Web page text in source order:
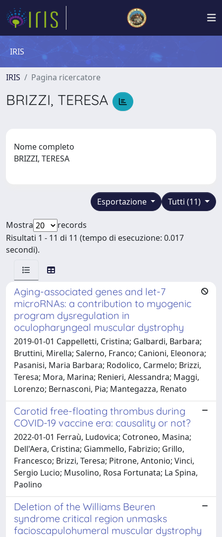
IRIS
IRIS Pagina ricercatore
BRIZZI, TERESA
Nome completo
BRIZZI, TERESA
Tutti (11)
Esportazione
Mostra
records
Risultati 1 - 11 di 11 (tempo di esecuzione: 0.017
secondi).
Aging-associated genes and let-7
microRNAs: a contribution to myogenic
program dysregulation in
oculopharyngeal muscular dystrophy
2019-01-01 Cappelletti, Cristina; Galbardi, Barbara;
Bruttini, Mirella; Salerno, Franco; Canioni, Eleonora;
Pasanisi, Maria Barbara; Rodolico, Carmelo; Brizzi,
Teresa; Mora, Marina; Renieri, Alessandra; Maggi,
Lorenzo; Bernasconi, Pia; Mantegazza, Renato
Carotid free-floating thrombus during
COVID-19 vaccine era: causality or not?
2022-01-01 Ferraù, Ludovica; Cotroneo, Masina;
Dell'Aera, Cristina; Giammello, Fabrizio; Grillo,
Francesco; Brizzi, Teresa; Pitrone, Antonio; Vinci,
Sergio Lucio; Musolino, Rosa Fortunata; La Spina,
Paolino
Deletion of the Williams Beuren
syndrome critical region unmasks
facioscapulohumeral muscular dystrophy